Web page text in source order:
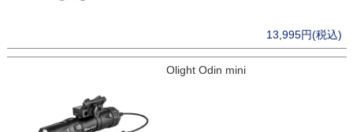
13,995円(税込)
Olight Odin mini